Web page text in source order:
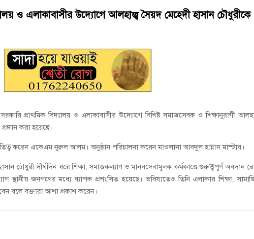
উন্নয়নে কাজ করছি’ : আলহাজ্ব এমএ হান্নান এমপি
জালের দাপট, মতলবে প্রকাশ্যে নিষিদ্ধ জাল মেরামত ও মাছ শিকার
ও এলাকাবাসীর উদ্যোগে আলহাজ্ব সৈয়দ মেহেদী হাসান চৌধুরীকে
প্রাথমিক বিদ্যালয় ও এলাকাবাসীর উদ্যোগে বিশিষ্ট সমাজসেবক ও শিক্ষানুরাগী
করা হয়েছে।
করেন একেএম নুরুল আলম। অনুষ্ঠান পরিচালনা করেন মাওলানা আবদুল হান্নান মাস্টার।
চৌধুরী দীর্ঘদিন ধরে শিক্ষা, সমাজকল্যাণ ও মানবসেবামূলক কর্মকাণ্ডে গুরুত্বপূর্ণ অবদান
স্থানীয় জনগণের মধ্যে ব্যাপক প্রশংসিত হয়েছে। ভবিষ্যতেও তিনি এলাকার শিক্ষা,
বলে বক্তারা আশা প্রকাশ করেন।